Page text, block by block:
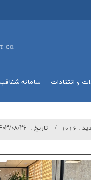
CO.
و انتقادات سامانه
تاريخ : ۱۴۰۳/۰۸/ :
1016